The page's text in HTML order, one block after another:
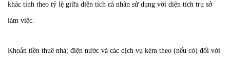
khác tính theo tỷ lệ giữa diện tích cá nhân sử dụng với diện tích trụ sở
làm việc.
Khoản tiền thuê nhà; điện nước và các dịch vụ kèm theo (nếu có) đối với